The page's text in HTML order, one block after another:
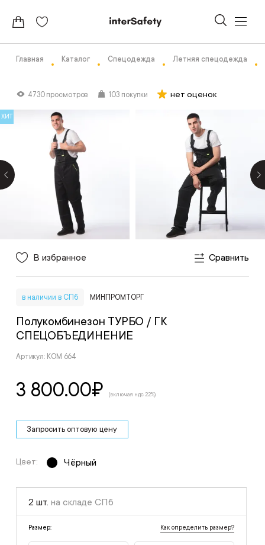
Главная Каталог Спецодежда Летняя спецодежда
4730 просмотров 103 покупки нет оценок
ХИТ
В избранное Сравнить
в наличии в СПб МИНПРОМТОРГ
Полукомбинезон ТУРБО / ГК
СПЕЦОБЪЕДИНЕНИЕ
Артикул: КОМ 664
3 800.00₽ (включая ндс 22%)
Запросить оптовую цену
Цвет: Чёрный
2 шт. на складе СПб
Размер: Как определить размер?